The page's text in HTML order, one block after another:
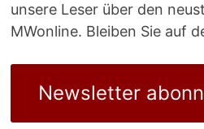
unsere Leser über den
MWonline. Bleiben Sie auf
Newsletter